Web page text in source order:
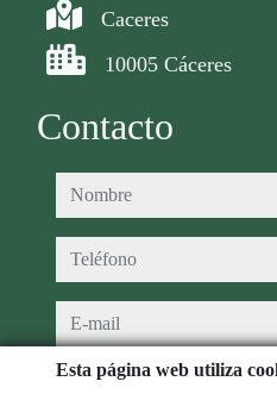
Caceres
10005 Cáceres
Contacto
nombre
teléfono
e-mail
He leído y acepto las condiciones
Esta página web utiliza